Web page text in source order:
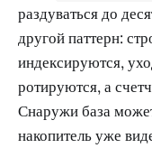
раздуваться до
другой паттерн:
индексируются,
ротируются, а
Снаружи база
накопитель уже